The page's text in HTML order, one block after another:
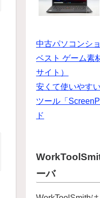
中古パソコンシ
ベスト ゲーム素
サイト）
安くて使いやす
ツール「
ド
ーバ